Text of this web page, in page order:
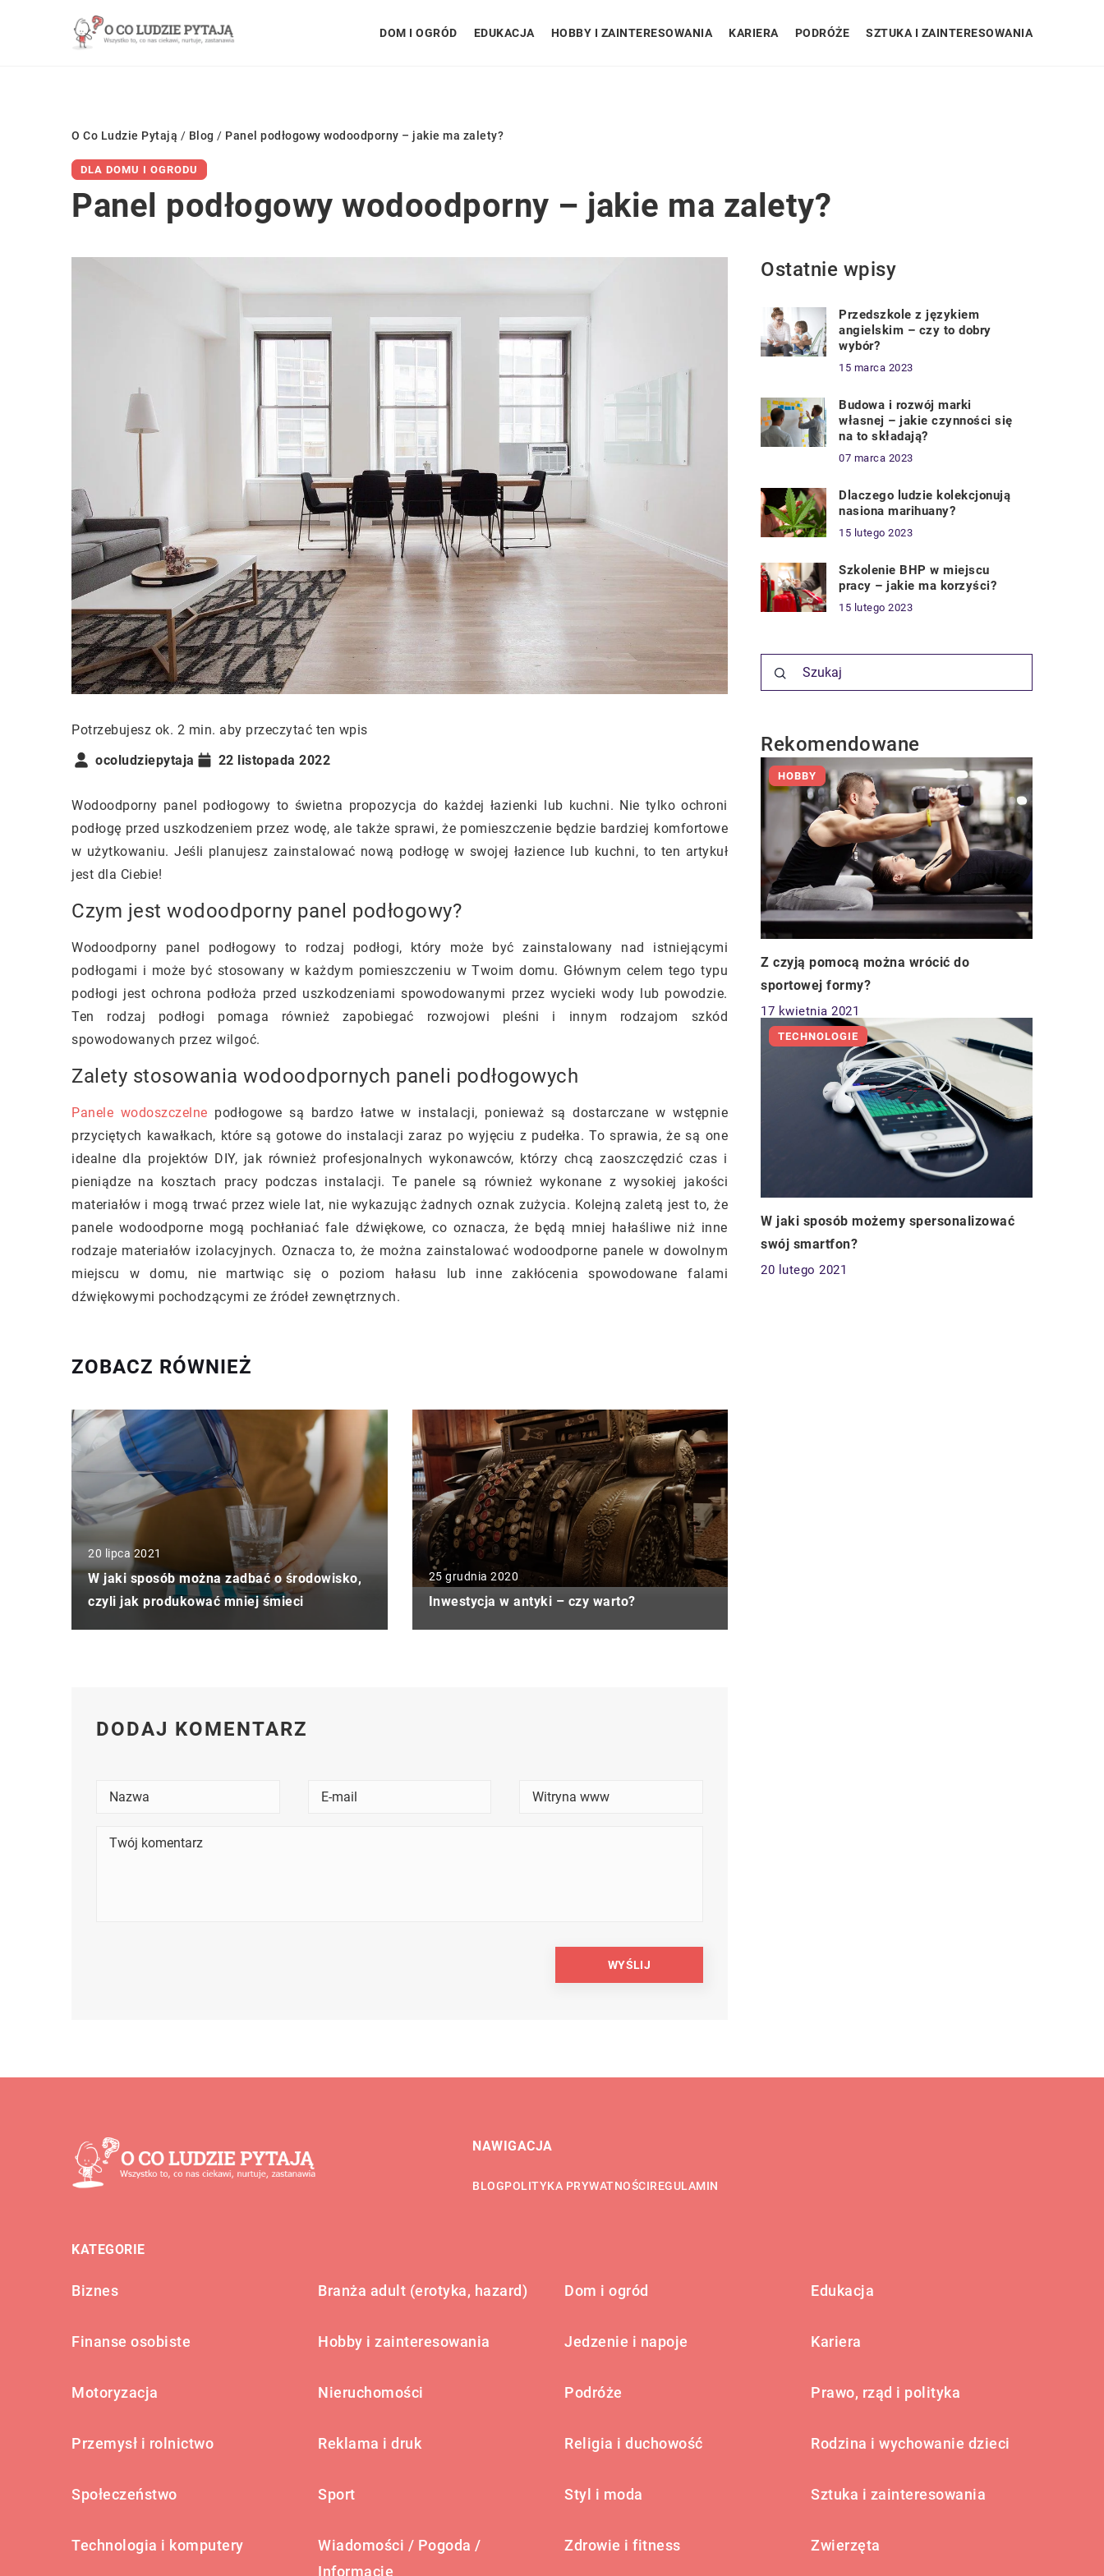
DOM I OGRÓD EDUKACJA HOBBY I ZAINTERESOWANIA KARIERA PODRÓŻE SZTUKA I ZAINTERESOWANIA
O Co Ludzie Pytają / Blog / Panel podłogowy wodoodporny – jakie ma zalety?
DLA DOMU I OGRODU
Panel podłogowy wodoodporny – jakie ma zalety?
Potrzebujesz ok. 2 min. aby przeczytać ten wpis
ocoludziepytaja
22 listopada 2022
Wodoodporny panel podłogowy to świetna propozycja do każdej łazienki lub kuchni. Nie tylko ochroni
podłogę przed uszkodzeniem przez wodę, ale także sprawi, że pomieszczenie będzie bardziej komfortowe
w użytkowaniu. Jeśli planujesz zainstalować nową podłogę w swojej łazience lub kuchni, to ten artykuł
jest dla Ciebie!
Czym jest wodoodporny panel podłogowy?
Wodoodporny panel podłogowy to rodzaj podłogi, który może być zainstalowany nad istniejącymi
podłogami i może być stosowany w każdym pomieszczeniu w Twoim domu. Głównym celem tego typu
podłogi jest ochrona podłoża przed uszkodzeniami spowodowanymi przez wycieki wody lub powodzie.
Ten rodzaj podłogi pomaga również zapobiegać rozwojowi pleśni i innym rodzajom szkód
spowodowanych przez wilgoć.
Zalety stosowania wodoodpornych paneli podłogowych
Panele wodoszczelne podłogowe są bardzo łatwe w instalacji, ponieważ są dostarczane w wstępnie
przyciętych kawałkach, które są gotowe do instalacji zaraz po wyjęciu z pudełka. To sprawia, że są one
idealne dla projektów DIY, jak również profesjonalnych wykonawców, którzy chcą zaoszczędzić czas i
pieniądze na kosztach pracy podczas instalacji. Te panele są również wykonane z wysokiej jakości
materiałów i mogą trwać przez wiele lat, nie wykazując żadnych oznak zużycia. Kolejną zaletą jest to, że
panele wodoodporne mogą pochłaniać fale dźwiękowe, co oznacza, że będą mniej hałaśliwe niż inne
rodzaje materiałów izolacyjnych. Oznacza to, że można zainstalować wodoodporne panele w dowolnym
miejscu w domu, nie martwiąc się o poziom hałasu lub inne zakłócenia spowodowane falami
dźwiękowymi pochodzącymi ze źródeł zewnętrznych.
ZOBACZ RÓWNIEŻ
20 lipca 2021
W jaki sposób można zadbać o środowisko,
czyli jak produkować mniej śmieci
25 grudnia 2020
Inwestycja w antyki – czy warto?
Ostatnie wpisy
Przedszkole z językiem
angielskim – czy to dobry
wybór?
15 marca 2023
Budowa i rozwój marki
własnej – jakie czynności się
na to składają?
07 marca 2023
Dlaczego ludzie kolekcjonują
nasiona marihuany?
15 lutego 2023
Szkolenie BHP w miejscu
pracy – jakie ma korzyści?
15 lutego 2023
Rekomendowane
HOBBY
Z czyją pomocą można wrócić do
sportowej formy?
17 kwietnia 2021
TECHNOLOGIE
W jaki sposób możemy spersonalizować
swój smartfon?
20 lutego 2021
DODAJ KOMENTARZ
NAWIGACJA
BLOGPOLITYKA PRYWATNOŚCIREGULAMIN
KATEGORIE
Biznes Branża adult (erotyka, hazard) Dom i ogród Edukacja
Finanse osobiste Hobby i zainteresowania Jedzenie i napoje Kariera
Motoryzacja Nieruchomości Podróże Prawo, rząd i polityka
Przemysł i rolnictwo Reklama i druk Religia i duchowość Rodzina i wychowanie dzieci
Społeczeństwo Sport Styl i moda Sztuka i zainteresowania
Technologia i komputery
Wiadomości / Pogoda /
Informacje
Zdrowie i fitness Zwierzęta